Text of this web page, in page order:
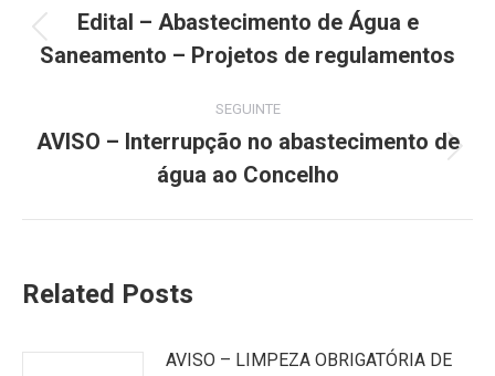
navigation
post:
Edital – Abastecimento de Água e
Saneamento – Projetos de regulamentos
SEGUINTE
post:
AVISO – Interrupção no abastecimento de
água ao Concelho
Related Posts
AVISO – LIMPEZA OBRIGATÓRIA DE